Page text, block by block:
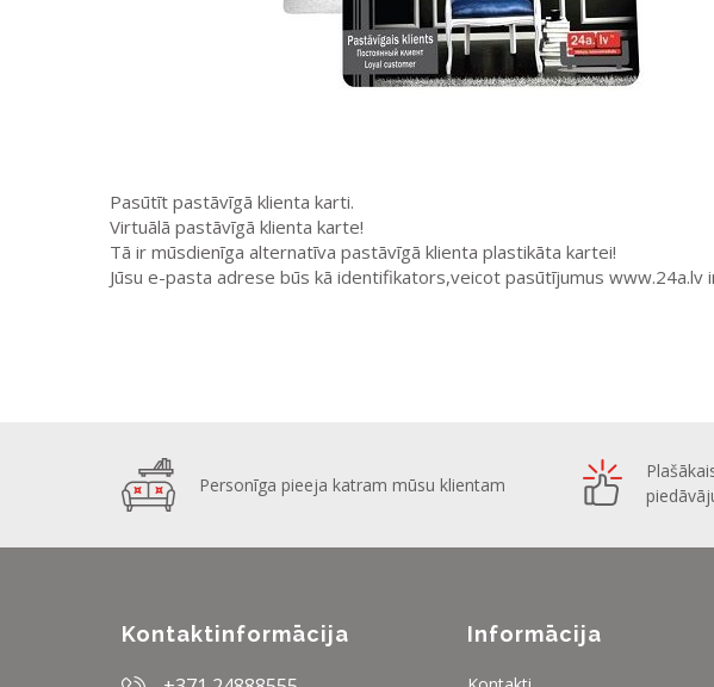
Pasūtīt pastāvīgā klienta karti.
Virtuālā pastāvīgā klienta karte!
Tā ir mūsdienīga alternatīva pastāvīgā klienta plastikāta kartei!
Jūsu e-pasta adrese būs kā identifikators,veicot pasūtījumus www.24a.lv
Personīga pieeja katram mūsu klientam
Kontaktinformācija Informācija